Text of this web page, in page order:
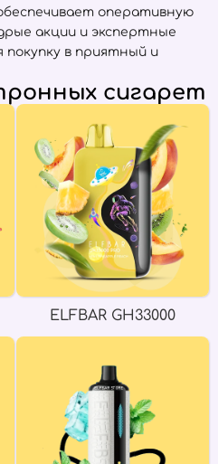
оперативную
акции и экспертные
покупку в приятный и
сигарет
ELFBAR GH33000